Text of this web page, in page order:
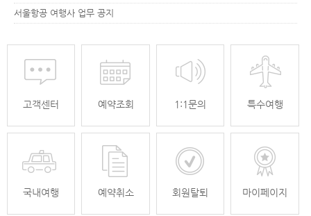
서울항공 여행사 업무 공지
고객센터 예약조회 1:1문의 특수여행
국내여행 예약취소 회원탈퇴 마이페이지